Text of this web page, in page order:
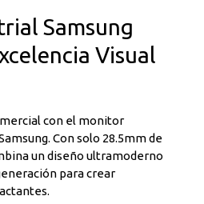
Samsung
Visual
con el monitor
Con solo 28.5mm de
un diseño ultramoderno
para crear